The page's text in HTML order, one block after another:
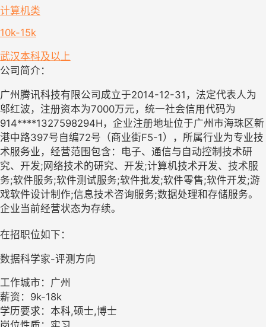
计算机类
10k-15k
武汉本科及以上
公司简介：
广州腾讯科技有限公司成立于2014-12-31，法定代表人为
邬红波，注册资本为7000万元，统一社会信用代码为
914****1327598294H，企业注册地址位于广州市海珠区新
港中路397号自编72号（商业街F5-1），所属行业为专业技
术服务业，经营范围包含：电子、通信与自动控制技术研
究、开发;网络技术的研究、开发;计算机技术开发、技术服
务;软件服务;软件测试服务;软件批发;软件零售;软件开发;游
戏软件设计制作;信息技术咨询服务;数据处理和存储服务。
企业当前经营状态为存续。
在招职位如下：
数据科学家-评测方向
工作城市：广州
薪资：9k-18k
学历要求：本科,硕士,博士